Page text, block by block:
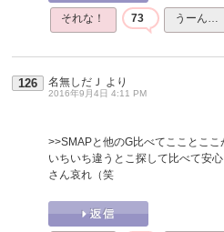
それな！ 73 うーん…
126 名無しだＪ より
2016年9月4日 4:11 PM
>>SMAPと他のG比べてこことここ
いちいち違うとこ探して比べて安
さん哀れ（笑